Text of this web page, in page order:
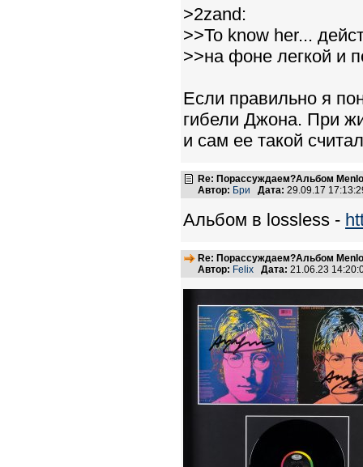
>2zand:
>>To know her...
>>на фоне легкой и
Если правильно я
гибели Джона. При
и сам ее такой
Re: Порассуждаем?Альбом
Автор: Бри Дата: 29.09.17
Альбом в lossless -
Re: Порассуждаем?Альбом
Автор: Felix Дата: 21.06.23